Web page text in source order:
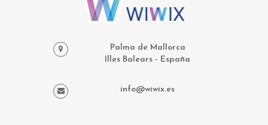
Palma de Mallorca
Illes Balears - España
info@wiwix.es